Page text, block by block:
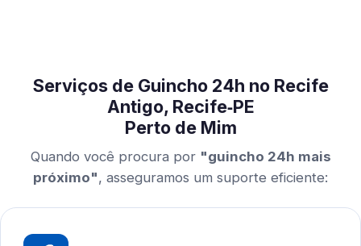
Serviços de Guincho 24h no Recife
Antigo, Recife‑PE
Perto de Mim
Quando você procura por "guincho 24h mais
próximo", asseguramos um suporte eficiente: